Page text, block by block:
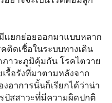
แยกย่อยออกมาแบบหลาก
ติดเชื้อในระบบทางเดิน
ภาวะภูมิคุ้มกัน โรคไตวาย
รื้อรังที่มาตามหลังจาก
อาการนั้นก็เรียกได้ว่าน่า
ปัสสาวะที่มีความผิดปกติ